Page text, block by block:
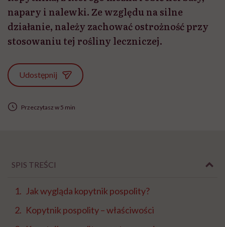
napary i nalewki. Ze względu na silne
działanie, należy zachować ostrożność przy
stosowaniu tej rośliny leczniczej.
Udostępnij
Przeczytasz w 5 min
SPIS TREŚCI
Jak wygląda kopytnik pospolity?
Kopytnik pospolity – właściwości